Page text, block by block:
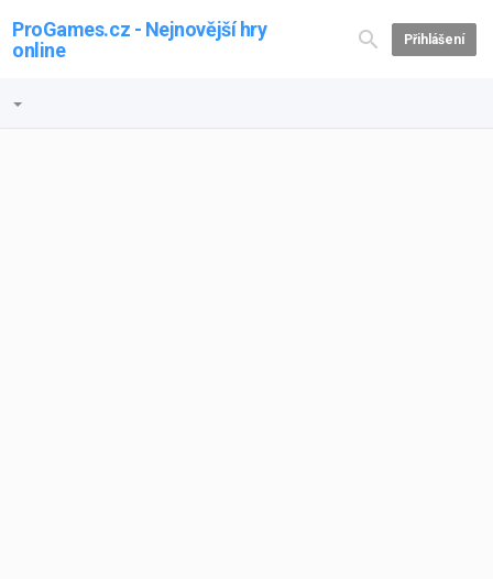
ProGames.cz - Nejnovější hry
online
Přihlášení